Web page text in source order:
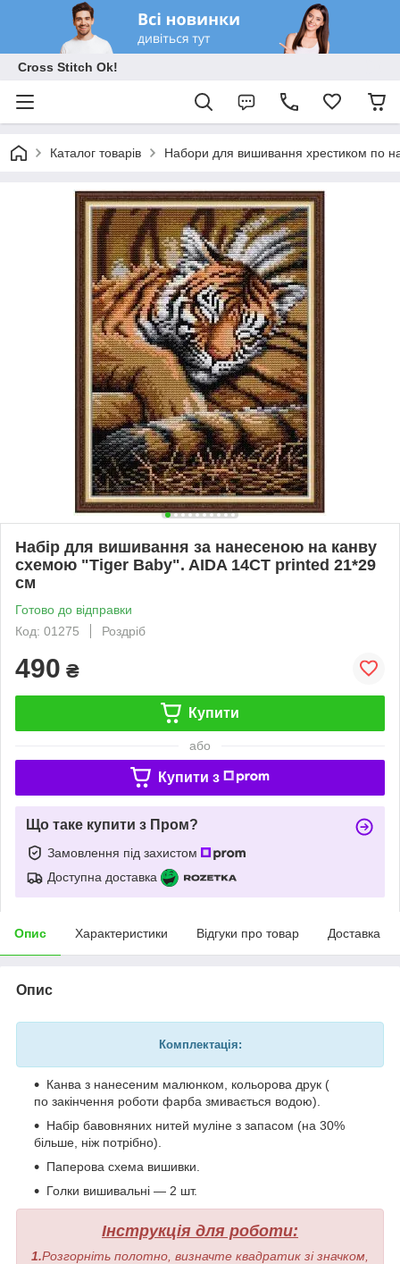
Cross Stitch Ok!
Каталог товарів Набори для вишивання хрестиком по
Набір для вишивання за нанесеною на канву
схемою "Tiger Baby". AIDA 14CT printed 21*29
см
Готово до відправки
Код: 01275
Роздріб
490 ₴
Купити
або
Купити з
Що таке купити з Пром?
Замовлення під захистом
Доступна доставка
Опис Характеристики Відгуки про товар Доставка
Опис
Комплектація:
Канва з нанесеним малюнком, кольорова друк (
по закінчення роботи фарба змивається водою).
Набір бавовняних нитей муліне з запасом (на 30%
більше, ніж потрібно).
Паперова схема вишивки.
Голки вишивальні — 2 шт.
Інструкція для роботи:
1.Розгорніть полотно, визначте квадратик зі значком,